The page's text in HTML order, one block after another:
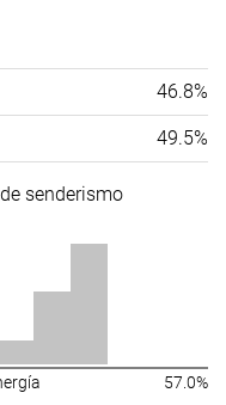
46.8%
49.5%
senderismo
57.0%